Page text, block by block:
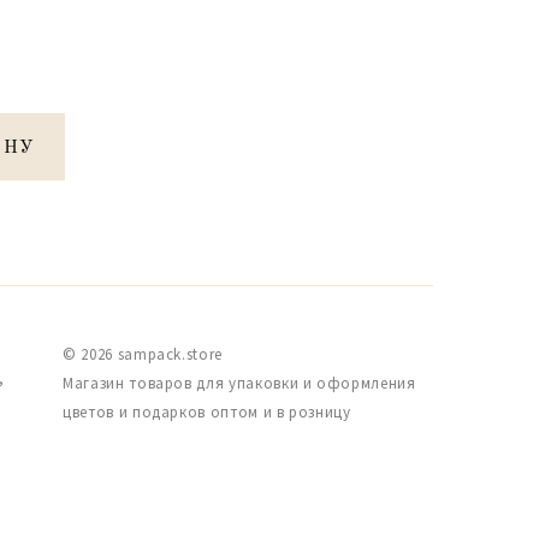
© 2026 sampack.store
Магазин товаров для упаковки и оформления
цветов и подарков оптом и в розницу